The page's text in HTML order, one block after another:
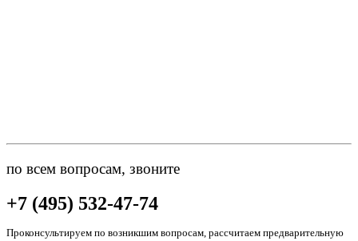
по всем вопросам, звоните
+7 (495) 532-47-74
Проконсультируем по возникшим вопросам, рассчитаем предварительную